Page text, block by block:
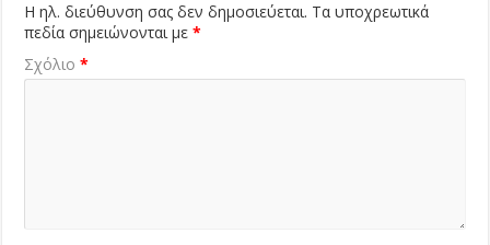
Η ηλ. διεύθυνση σας δεν δημοσιεύεται. Τα υποχρεωτικά
πεδία σημειώνονται με*
Σχόλιο*